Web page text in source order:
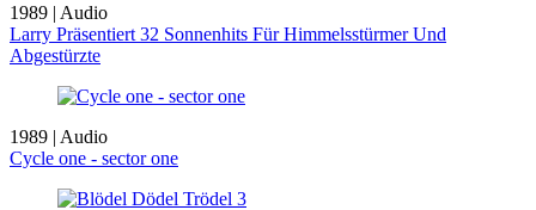
1989 | Audio
Larry Präsentiert 32 Sonnenhits Für Himmelsstürmer Und
Abgestürzte
1989 | Audio
Cycle one - sector one